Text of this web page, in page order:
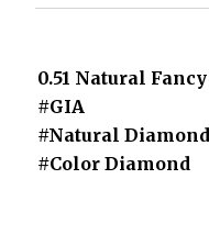
0.51 Natural
#GIA
#Natural Diamond
#Color Diamond